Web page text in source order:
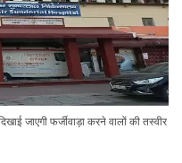
जाएगी फर्जीवाड़ा करने वालों की तस्वीर